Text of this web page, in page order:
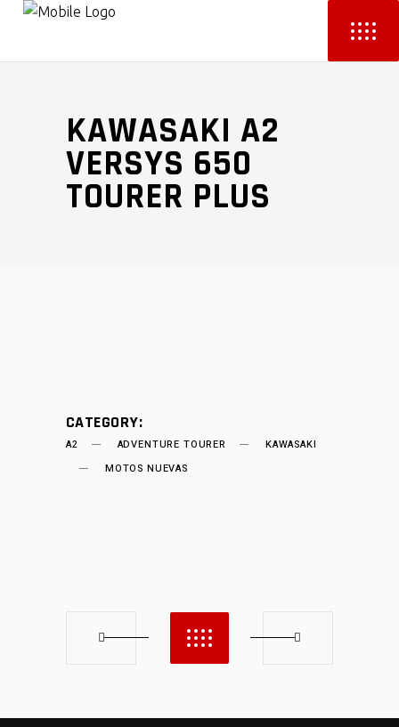
KAWASAKI A2
VERSYS 650
TOURER PLUS
CATEGORY:
A2 ADVENTURE TOURER
KAWASAKI
MOTOS NUEVAS